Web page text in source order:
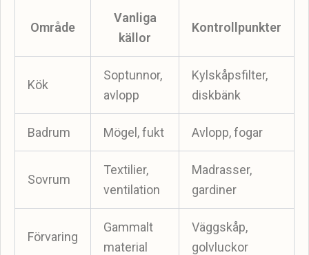
Område
Vanliga
källor
Kontrollpunkter
Kök
Soptunnor,
avlopp
Kylskåpsfilter,
diskbänk
Badrum Mögel, fukt Avlopp, fogar
Sovrum
Textilier,
ventilation
Madrasser,
gardiner
Förvaring
Gammalt
material
Väggskåp,
golvluckor